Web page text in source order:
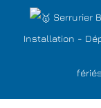
Serrurier
Installation -
fériés